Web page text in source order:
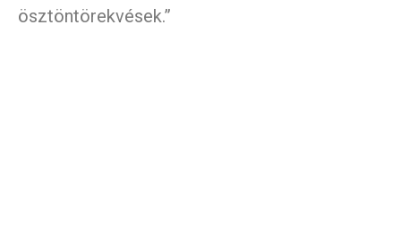
ösztöntörekvések.”